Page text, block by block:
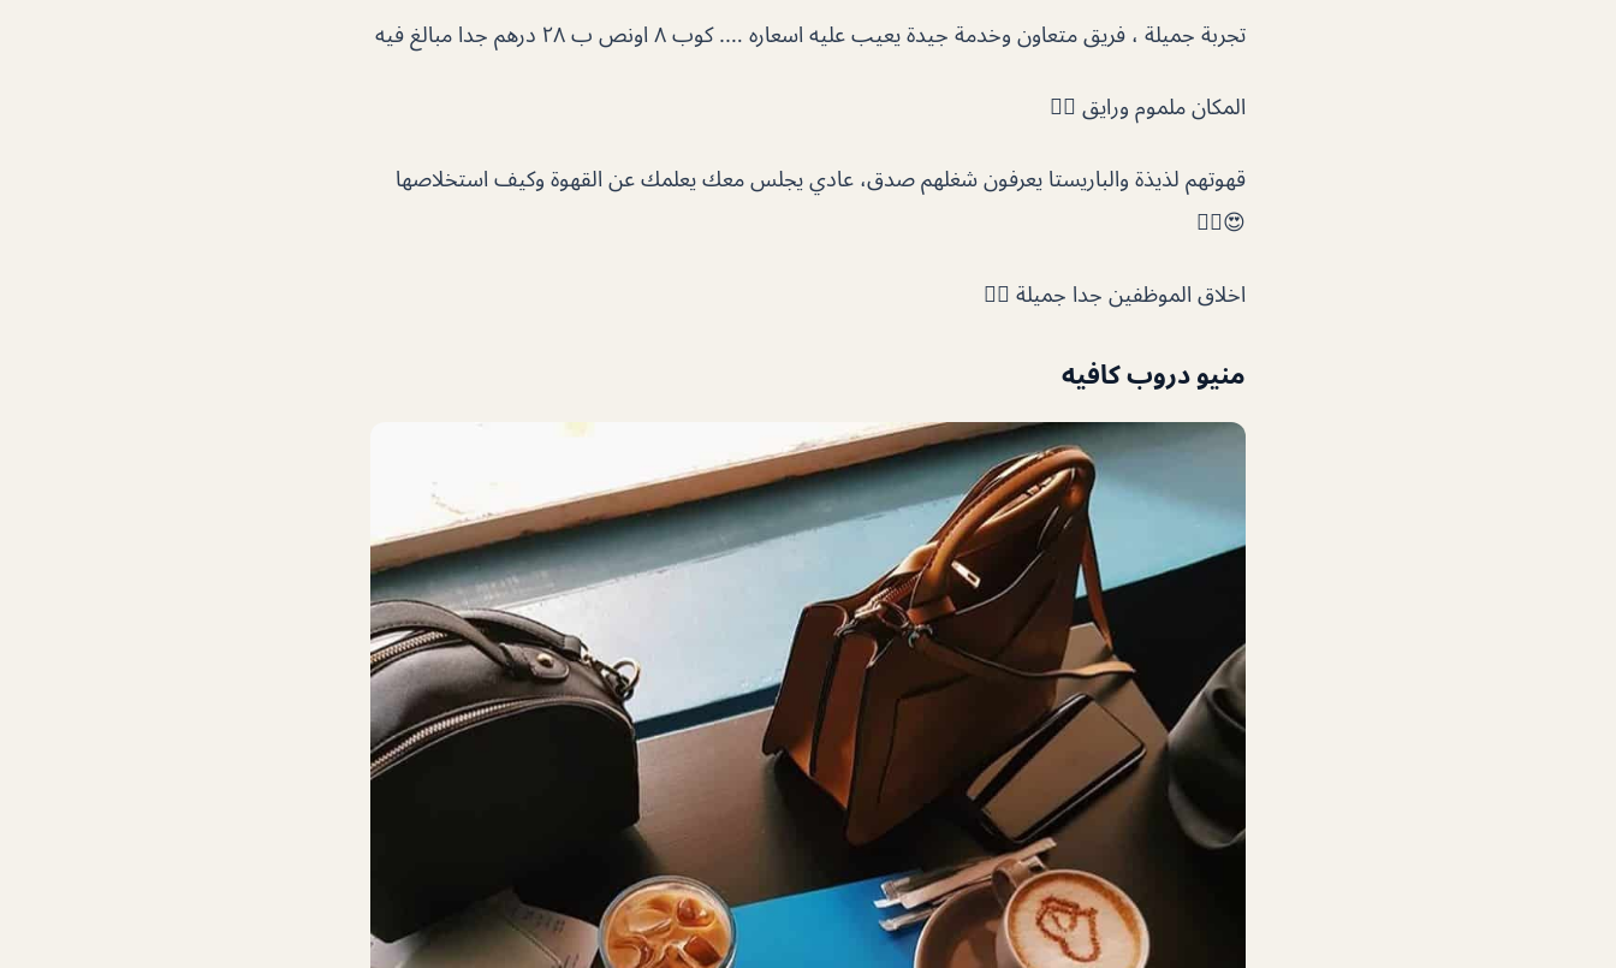
تجربة جميلة ، فريق متعاون وخدمة جيدة يعيب عليه اسعاره …. كوب ٨ اونص ب ٢٨ درهم جدا مبالغ فيه
المكان ملموم ورايق 👍🏻
قهوتهم لذيذة والباريستا يعرفون شغلهم صدق، عادي يجلس معك يعلمك عن القهوة وكيف استخلاصها
😍👌🏻
اخلاق الموظفين جدا جميلة 👍🏻
منيو دروب كافيه